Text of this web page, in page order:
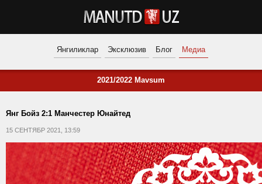
Янгиликлар Эксклюзив Блог Медиа
2021/2022 Mavsum
Янг Бойз 2:1 Манчестер Юнайтед
15 СЕНТЯБР 2021, 13:59